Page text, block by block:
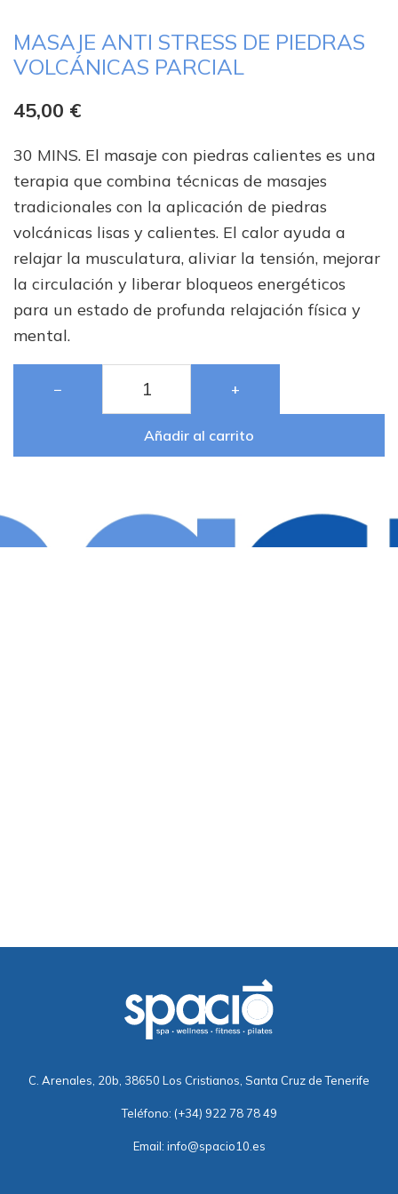
MASAJE ANTI STRESS DE PIEDRAS
VOLCÁNICAS PARCIAL
45,00 €
30 MINS. El masaje con piedras calientes es una
terapia que combina técnicas de masajes
tradicionales con la aplicación de piedras
volcánicas lisas y calientes. El calor ayuda a
relajar la musculatura, aliviar la tensión, mejorar
la circulación y liberar bloqueos energéticos
para un estado de profunda relajación física y
mental.
− +
Añadir al carrito
C. Arenales, 20b, 38650 Los Cristianos, Santa Cruz de Tenerife
Teléfono: (+34) 922 78 78 49
Email: info@spacio10.es